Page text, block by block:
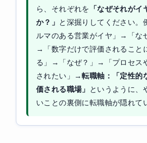
ら、それぞれを
「なぜそれがイ
か？」
と深掘りしてください。
ルマのある営業がイヤ」→「な
→「数字だけで評価されること
る」→「なぜ？」→「プロセス
されたい」→転職軸：「定性的
価される職場」
というように、
いことの裏側に転職軸が隠れて